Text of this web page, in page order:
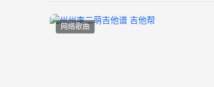
网络歌曲